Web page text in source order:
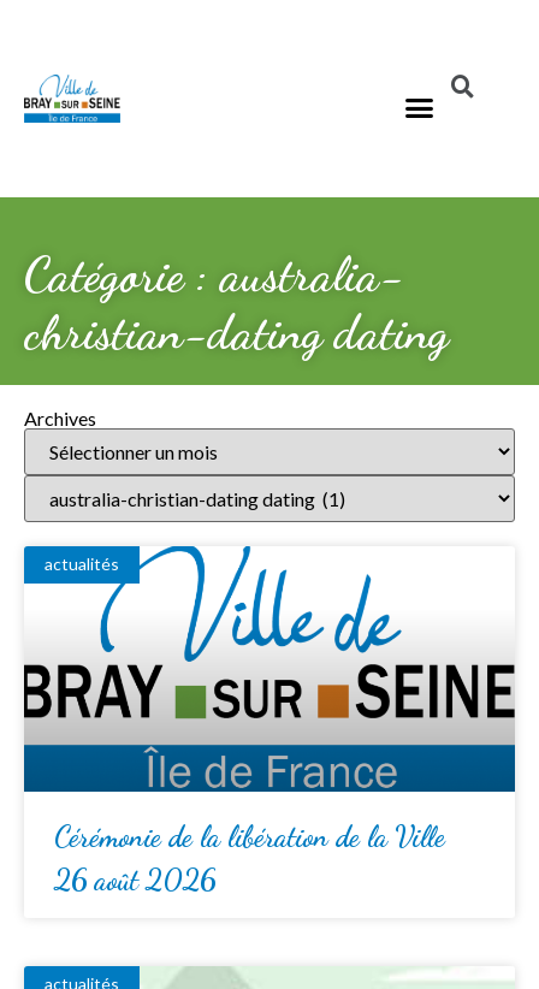
Catégorie : australia-
christian-dating dating
Archives
actualités
Cérémonie de la libération de la Ville
26 août 2026
actualités